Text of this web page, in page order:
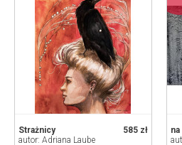
585 zł
Strażnicy
autor: Adriana Laube